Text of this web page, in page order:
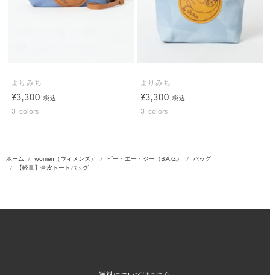
よりみち
¥3,300税込
3 colors
よりみち
¥3,300税込
3 colors
ホーム women（ウィメンズ） ビー・エー・ジー（B.A.G.）
バッグ
【軽量】合皮トートバッグ